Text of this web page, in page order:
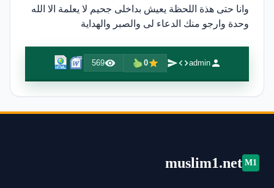
وانا حتى هذة اللحظة يعيش بداخلى جحيم لا يعلمة الا الله
وحدة وارجو منك الدعاء لى والصبر والهداية
admin
0
569
M1
muslim1.net